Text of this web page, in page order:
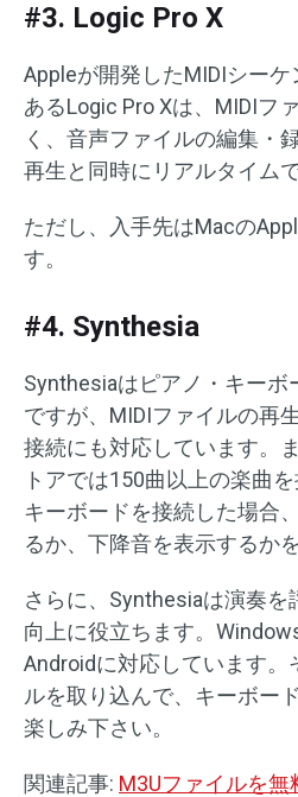
#3. Logic Pro X
Appleが開発したMIDIシー
あるLogic Pro Xは、MIDIフ
く、音声ファイルの編集・
再生と同時にリアルタイム
ただし、入手先はMacの
す。
#4. Synthesia
Synthesiaはピアノ・キーボ
ですが、MIDIファイルの再
接続にも対応しています。
トアでは150曲以上の楽曲
キーボードを接続した場合
るか、下降音を表示するか
さらに、Synthesiaは演奏
向上に役立ちます。
Androidに対応しています。
ルを取り込んで、キーボー
楽しみ下さい。
関連記事: M3Uファイルを